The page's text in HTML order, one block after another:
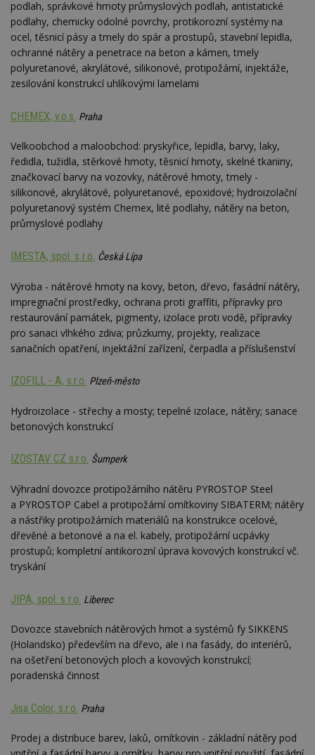
podlah, správkové hmoty průmyslových podlah, antistatické
podlahy, chemicky odolné povrchy, protikorozní systémy na
ocel, těsnicí pásy a tmely do spár a prostupů, stavební lepidla,
ochranné nátěry a penetrace na beton a kámen, tmely
polyuretanové, akrylátové, silikonové, protipožární, injektáže,
zesilování konstrukcí uhlíkovými lamelami
CHEMEX, v.o.s. Praha
Velkoobchod a maloobchod: pryskyřice, lepidla, barvy, laky,
ředidla, tužidla, stěrkové hmoty, těsnicí hmoty, skelné tkaniny,
značkovací barvy na vozovky, nátěrové hmoty, tmely -
silikonové, akrylátové, polyuretanové, epoxidové; hydroizolační
polyuretanový systém Chemex, lité podlahy, nátěry na beton,
průmyslové podlahy
IMESTA, spol. s r.o. Česká Lípa
Výroba - nátěrové hmoty na kovy, beton, dřevo, fasádní nátěry,
impregnační prostředky, ochrana proti graffiti, přípravky pro
restaurování památek, pigmenty, izolace proti vodě, přípravky
pro sanaci vlhkého zdiva; průzkumy, projekty, realizace
sanačních opatření, injektážní zařízení, čerpadla a příslušenství
IZOFILL - A, s.r.o. Plzeň-město
Hydroizolace - střechy a mosty; tepelné izolace, nátěry; sanace
betonových konstrukcí
IZOSTAV CZ s.r.o. Šumperk
Výhradní dovozce protipožárního nátěru PYROSTOP Steel
a PYROSTOP Cabel a protipožární omítkoviny SIBATERM; nátěry
a nástřiky protipožárních materiálů na konstrukce ocelové,
dřevěné a betonové a na el. kabely, protipožární ucpávky
prostupů; kompletní antikorozní úprava kovových konstrukcí vč.
tryskání
JIPA, spol. s r.o. Liberec
Dovozce stavebních nátěrových hmot a systémů fy SIKKENS
(Holandsko) především na dřevo, ale i na fasády, do interiérů,
na ošetření betonových ploch a kovových konstrukcí;
poradenská činnost
Jisa Color, s.r.o. Praha
Prodej a distribuce barev, laků, omítkovin - základní nátěry pod